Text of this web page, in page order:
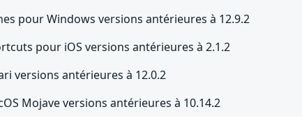
pour Windows versions antérieures à 12.9.2
pour iOS versions antérieures à 2.1.2
versions antérieures à 12.0.2
Mojave versions antérieures à 10.14.2